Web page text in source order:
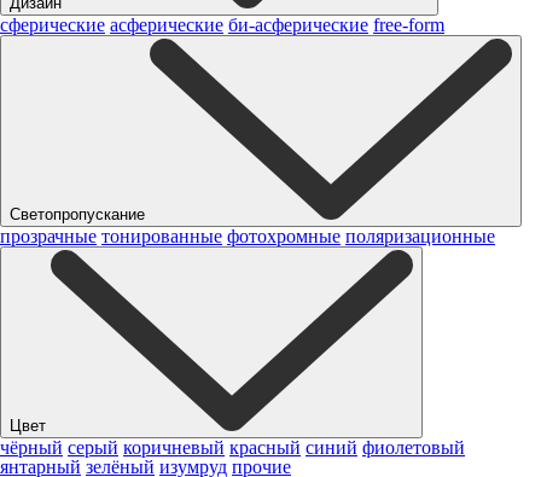
сферические асферические би-асферические free-form
Светопропускание
прозрачные тонированные фотохромные поляризационные
Цвет
чёрный серый коричневый красный синий фиолетовый
янтарный зелёный изумруд прочие